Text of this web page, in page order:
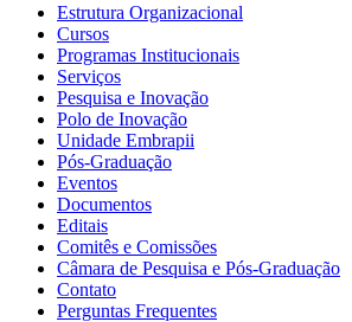
Estrutura Organizacional
Cursos
Programas Institucionais
Serviços
Pesquisa e Inovação
Polo de Inovação
Unidade Embrapii
Pós-Graduação
Eventos
Documentos
Editais
Comitês e Comissões
Câmara de Pesquisa e Pós-Graduação
Contato
Perguntas Frequentes